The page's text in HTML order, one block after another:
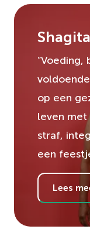
Shagita
”Voeding,
op een
leven met
straf,
een
Lees